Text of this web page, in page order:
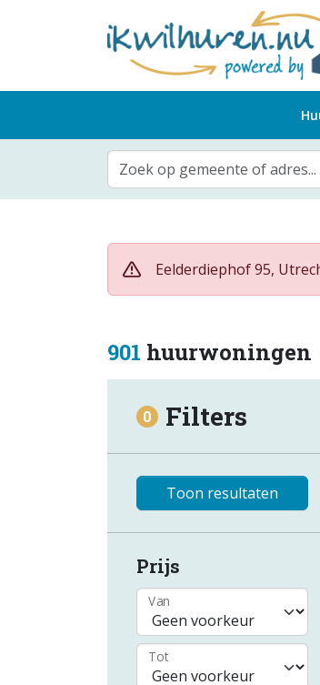
Zoek op gemeente of adres...
Eelderdiephof 95,
901 huurwoningen
0 Filters
Toon resultaten
Prijs
Van
Tot